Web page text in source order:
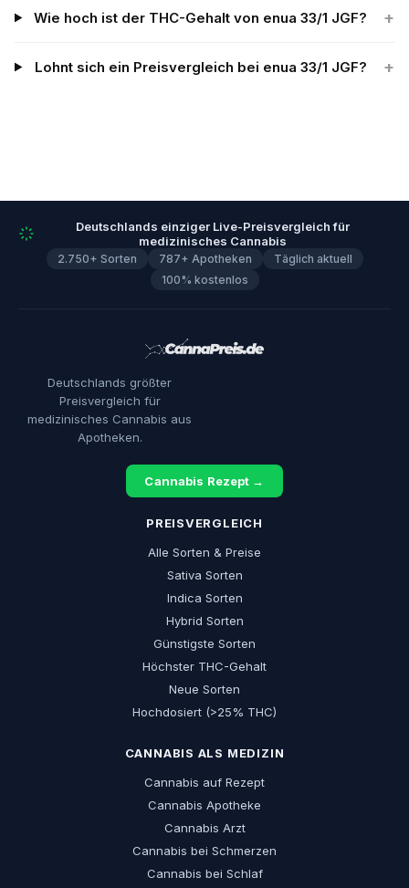
Wie hoch ist der THC-Gehalt von enua 33/1 JGF? +
Lohnt sich ein Preisvergleich bei enua 33/1 JGF? +
Deutschlands einziger Live-Preisvergleich für
medizinisches Cannabis
2.750+ Sorten 787+ Apotheken
Täglich aktuell
100% kostenlos
Deutschlands größter
Preisvergleich für
medizinisches Cannabis aus
Apotheken.
Cannabis Rezept →
PREISVERGLEICH
Alle Sorten & Preise
Sativa Sorten
Indica Sorten
Hybrid Sorten
Günstigste Sorten
Höchster THC-Gehalt
Neue Sorten
Hochdosiert (>25% THC)
CANNABIS ALS MEDIZIN
Cannabis auf Rezept
Cannabis Apotheke
Cannabis Arzt
Cannabis bei Schmerzen
Cannabis bei Schlaf